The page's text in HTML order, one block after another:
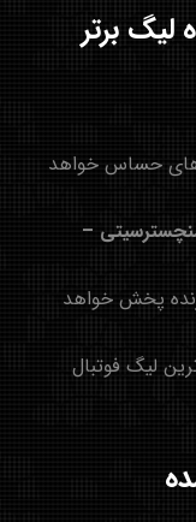
لیگ برتر
حساس خواهد
–
پخش خواهد
لیگ فوتبال